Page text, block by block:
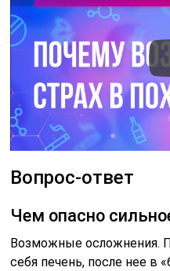
Вопрос-ответ
Чем опасно
Возможные осложнения.
себя печень, после нее в